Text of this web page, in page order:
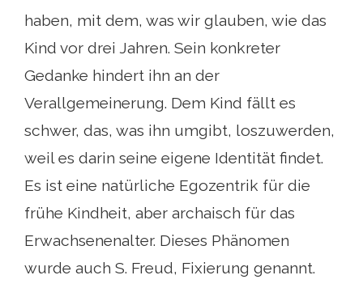
haben, mit dem, was wir glauben, wie das
Kind vor drei Jahren. Sein konkreter
Gedanke hindert ihn an der
Verallgemeinerung. Dem Kind fällt es
schwer, das, was ihn umgibt, loszuwerden,
weil es darin seine eigene Identität findet.
Es ist eine natürliche Egozentrik für die
frühe Kindheit, aber archaisch für das
Erwachsenenalter. Dieses Phänomen
wurde auch S. Freud, Fixierung genannt.